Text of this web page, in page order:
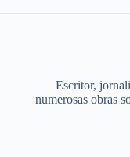
Escritor,
numerosas obras